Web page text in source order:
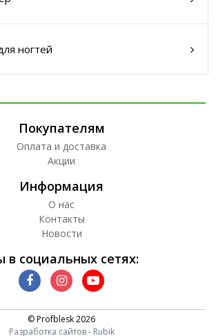
ногтей
Покупателям
Оплата и доставка
Акции
Информация
О нас
Контакты
Новости
в социальных сетях:
© Profblesk 2026
Разработка сайтов - Rubik